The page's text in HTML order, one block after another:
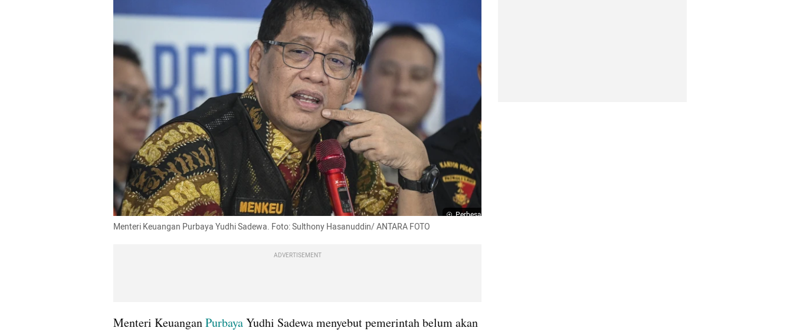
Perbesar
Menteri Keuangan Purbaya Yudhi Sadewa. Foto: Sulthony Hasanuddin/ ANTARA FOTO
ADVERTISEMENT
Menteri Keuangan Purbaya Yudhi Sadewa menyebut pemerintah belum akan